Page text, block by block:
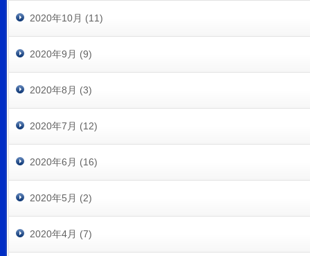
2020年10月 (11)
2020年9月 (9)
2020年8月 (3)
2020年7月 (12)
2020年6月 (16)
2020年5月 (2)
2020年4月 (7)